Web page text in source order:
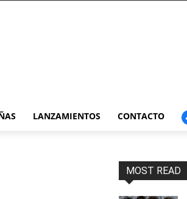
LANZAMIENTOS CONTACTO
MOST READ